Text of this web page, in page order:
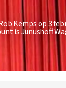
Kemps op 3
is Junushoff